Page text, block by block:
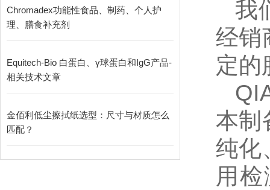
Chromadex功能性食品、制药、个人护
理、膳食补充剂
Equitech-Bio 白蛋白、γ球蛋白和IgG产品-
相关技术文章
金佰利低尘擦拭纸选型：尺寸与材质怎么
匹配？
我
经销
定的
本制
纯化
用